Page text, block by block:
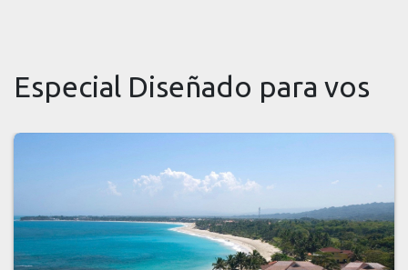
Especial Diseñado para vos